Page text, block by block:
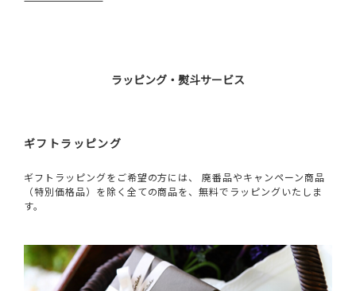
ラッピング・熨斗サービス
ギフトラッピング
ギフトラッピングをご希望の方には、 廃番品やキャンペーン商品
（特別価格品）を除く全ての商品を、無料でラッピングいたしま
す。